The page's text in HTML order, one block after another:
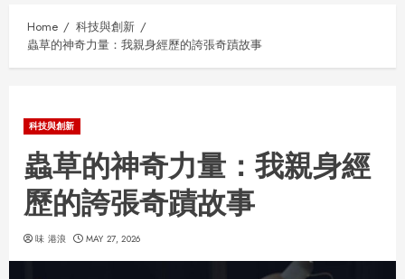
Home
科技與創新
蟲草的神奇力量：我親身經歷的誇張奇蹟故事
科技與創新
蟲草的神奇力量：我親身經
歷的誇張奇蹟故事
味 港浪 MAY 27, 2026